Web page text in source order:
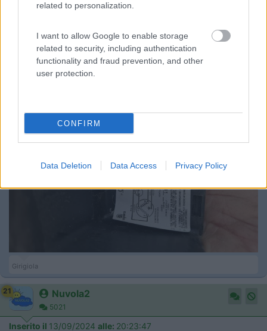
related to personalization.
I want to allow Google to enable storage
related to security, including authentication
functionality and fraud prevention, and other
user protection.
CONFIRM
Data Deletion Data Access Privacy Policy
...
Potrebbe essere il condensatore del compressore che potrebbe
avere avviamento e marcia.come da schema allegato.
Girigiola
21 Nuvola2
5021
Inserito il 13/09/2024 alle: 20:23:47